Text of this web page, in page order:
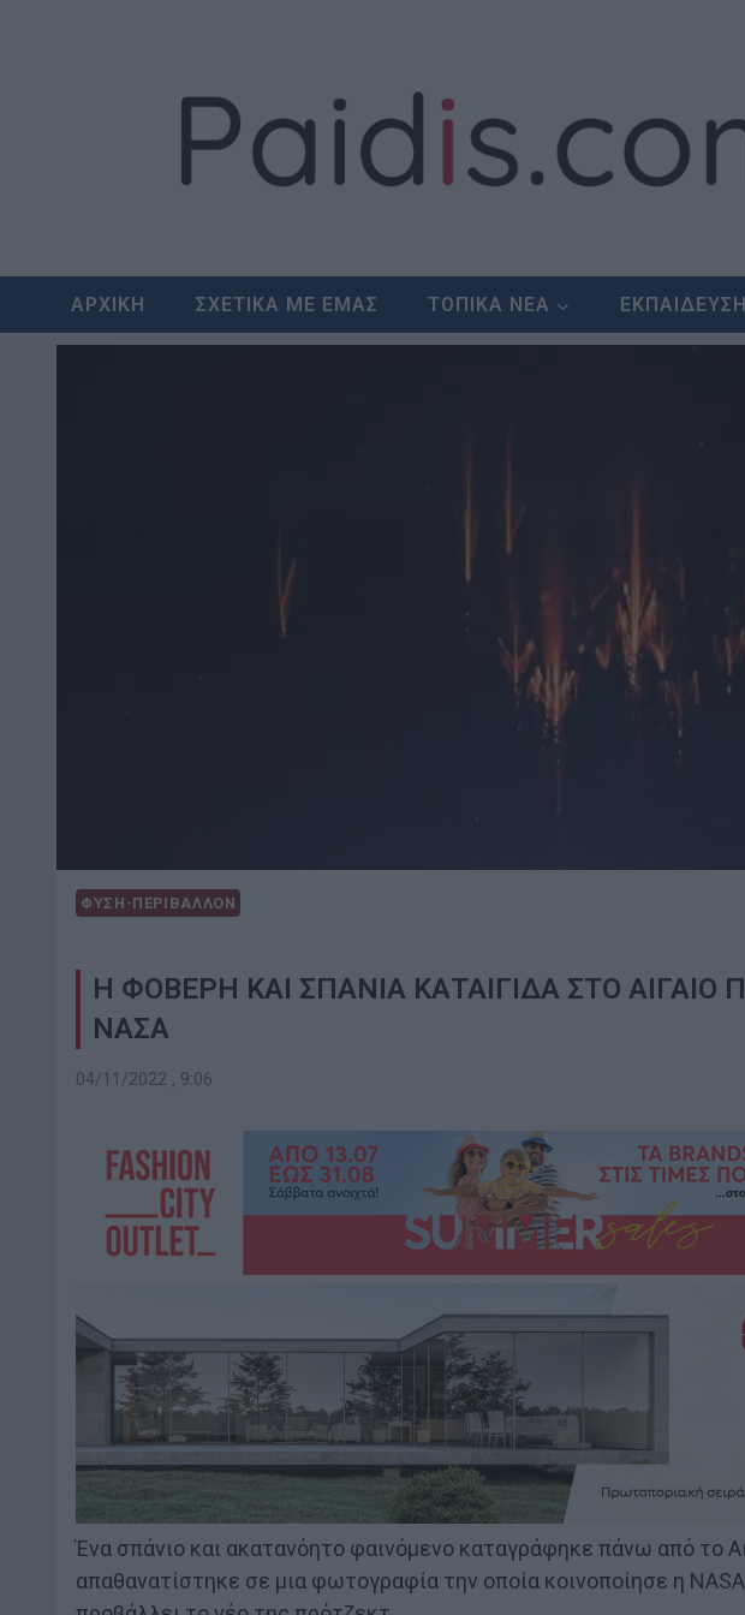
ΑΡΧΙΚΗ ΣΧΕΤΙΚΑ ΜΕ ΕΜΑΣ ΤΟΠΙΚΑ ΝΕΑ ΕΚΠΑΙΔΕΥΣΗ
ΦΥΣΗ-ΠΕΡΙΒΑΛΛΟΝ
Η ΦΟΒΕΡΗ ΚΑΙ ΣΠΑΝΙΑ ΚΑΤΑΙΓΙΔΑ ΣΤΟ ΑΙΓΑΙΟ
ΝΑΣΑ
04/11/2022 , 9:06
Ένα σπάνιο και ακατανόητο φαινόμενο καταγράφηκε πάνω από το
απαθανατίστηκε σε μια φωτογραφία την οποία κοινοποίησε η